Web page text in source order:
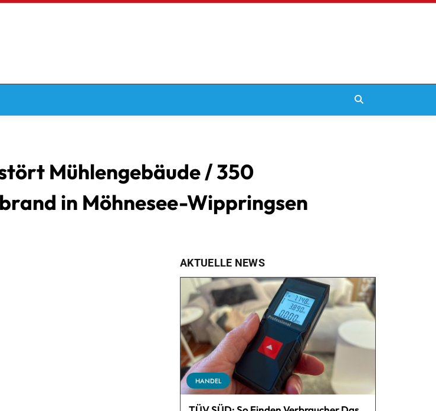
Mühlengebäude / 350
in Möhnesee-Wippringsen
AKTUELLE NEWS
HANDEL